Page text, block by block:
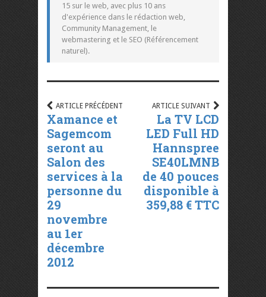
15 sur le web, avec plus 10 ans
d'expérience dans le rédaction web,
Community Management, le
webmastering et le SEO (Référencement
naturel).
ARTICLE PRÉCÉDENT
Xamance et
Sagemcom
seront au
Salon des
services à la
personne du
29
novembre
au 1er
décembre
2012
ARTICLE SUIVANT
La TV LCD
LED Full HD
Hannspree
SE40LMNB
de 40 pouces
disponible à
359,88 € TTC